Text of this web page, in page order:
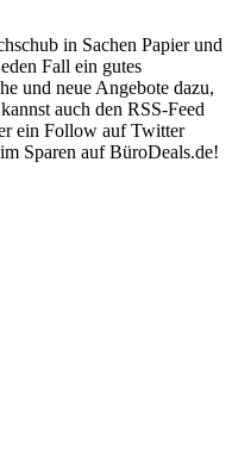
in Sachen Papier und
Fall ein gutes
und neue Angebote dazu,
auch den RSS-Feed
ein Follow auf Twitter
Sparen auf BüroDeals.de!